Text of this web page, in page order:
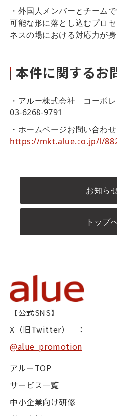
・外国人メンバーとチーム
可能な形に落とし込むプロ
ネスの場における対応力が身
本件に関するお
・アルー株式会社
03-6268-9791
・ホームページお問
https://mkt.alue.co.jp/l/
お知ら
トップ
【公式SNS】
X（旧Twitter） ：
@alue_promotion
アルーTOP
サービス一覧
中小企業向け研修